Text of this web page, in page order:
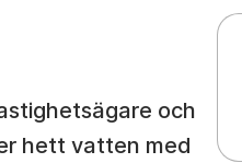
och
hett vatten med